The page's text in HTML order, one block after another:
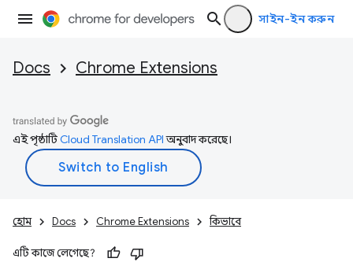
সাইন-ইন করুন
Docs Chrome Extensions
এই পৃষ্ঠাটিCloud Translation APIঅনুবাদ করেছে।
হোম Docs Chrome Extensions কিভাবে
এটি কাজে লেগেছে?